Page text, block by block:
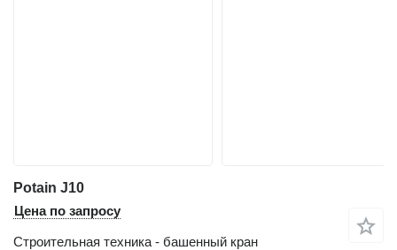
Potain J10
Цена по запросу
Строительная техника - башенный кран